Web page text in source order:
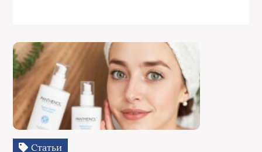
Статьи